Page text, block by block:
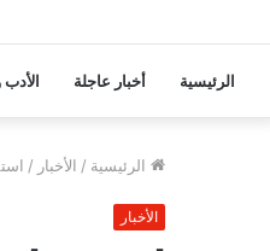
الرئيسية أخبار عاجلة الأدب
الرئيسية / الأخبار /
الأخبار